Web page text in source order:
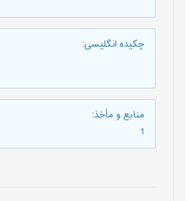
چکیده انگلیسی:
منابع و مأخذ: